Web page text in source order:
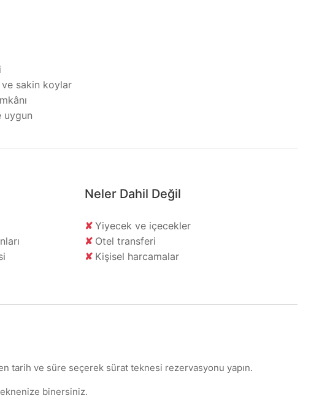
sakin koylar
uygun
Neler Dahil Değil
✘ Yiyecek ve içecekler
✘ Otel transferi
✘ Kişisel harcamalar
tarih ve süre seçerek sürat teknesi rezervasyonu yapın.
binersiniz.